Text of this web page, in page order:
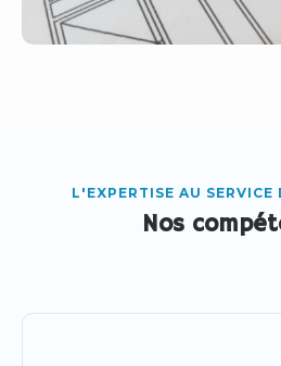
L'EXPERTISE AU SERVICE
Nos